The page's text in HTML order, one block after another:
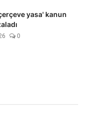
yasa' kanun
0